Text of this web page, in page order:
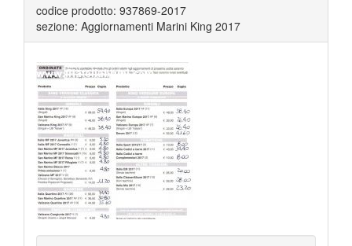
codice prodotto: 937869-2017
sezione: Aggiornamenti Marini King 2017